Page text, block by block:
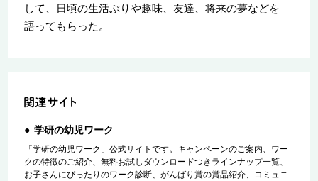
して、日頃の生活ぶりや趣味、友達、将来の夢などを
語ってもらった。
学研の幼児ワーク
「学研の幼児ワーク」公式サイトです。キャンペーンのご案内、ワー
クの特徴のご紹介、無料お試しダウンロードつきラインナップ一覧、
お子さんにぴったりのワーク診断、がんばり賞の賞品紹介、コミュニ